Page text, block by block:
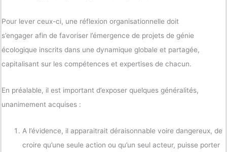
Pour lever ceux-ci, une réflexion organisationnelle doit
s’engager afin de favoriser l’émergence de projets de génie
écologique inscrits dans une dynamique globale et partagée,
capitalisant sur les compétences et expertises de chacun.
En préalable, il est important d’exposer quelques généralités,
unanimement acquises :
A l’évidence, il apparaitrait déraisonnable voire dangereux, de
croire qu’une seule action ou qu’un seul acteur, puisse porter